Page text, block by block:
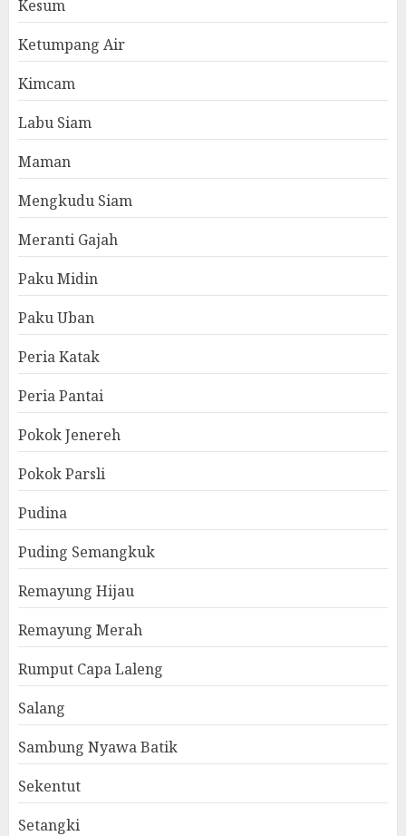
Kesum
Ketumpang Air
Kimcam
Labu Siam
Maman
Mengkudu Siam
Meranti Gajah
Paku Midin
Paku Uban
Peria Katak
Peria Pantai
Pokok Jenereh
Pokok Parsli
Pudina
Puding Semangkuk
Remayung Hijau
Remayung Merah
Rumput Capa Laleng
Salang
Sambung Nyawa Batik
Sekentut
Setangki